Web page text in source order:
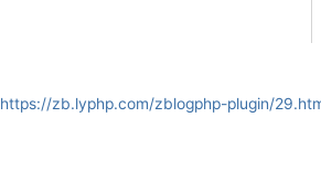
https://zb.lyphp.com/zblogphp-plugin/